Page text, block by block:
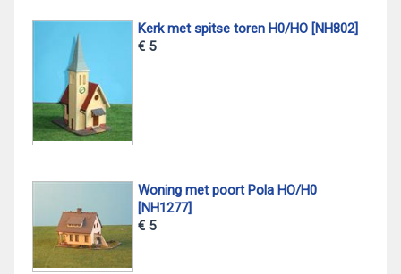
Kerk met spitse toren H0/HO [NH802]
€ 5
Woning met poort Pola HO/H0
[NH1277]
€ 5